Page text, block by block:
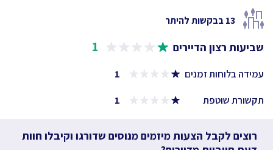
13בבקשות להיתר
שביעות רצון הדיירים 1
עמידה בלוחות זמנים
1
תקשורת שוטפת
1
רוצים לקבל הצעות מיזמים מנוסים שדורגו וקיבלו חוות